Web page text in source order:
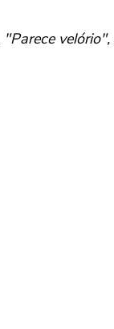
"Parece velório",